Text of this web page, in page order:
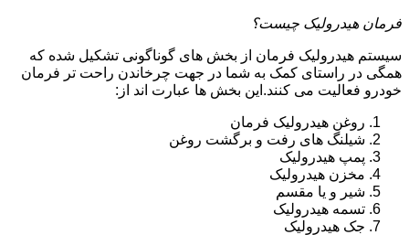
فرمان هیدرولیک چیست؟
سیستم هیدرولیک فرمان از بخش های گوناگونی تشکیل شده که
همگی در راستای کمک به شما در جهت چرخاندن راحت تر فرمان
خودرو فعالیت می کنند.این بخش ها عبارت اند از:
روغن هیدرولیک فرمان
شیلنگ های رفت و برگشت روغن
پمپ هیدرولیک
مخزن هیدرولیک
شیر و یا مقسم
تسمه هیدرولیک
جک هیدرولیک